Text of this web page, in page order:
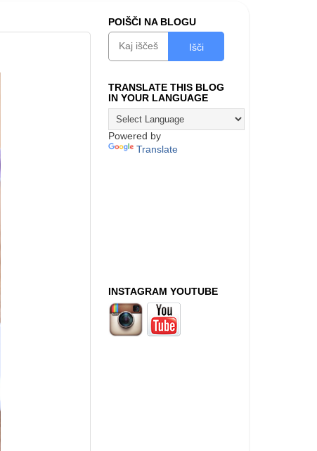
POIŠČI NA BLOGU
Išči
TRANSLATE THIS BLOG
IN YOUR LANGUAGE
Powered by
Translate
INSTAGRAM YOUTUBE